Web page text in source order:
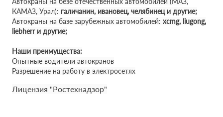
КАМАЗ, Урал): галичанин, ивановец, челябинец и другие;
Автокраны на базе зарубежных автомобилей: xcmg, liugong,
liebherr и другие;
Наши преимущества:
Опытные водители автокранов
Разрешение на работу в электросетях
Лицензия "Ростехнадзор"